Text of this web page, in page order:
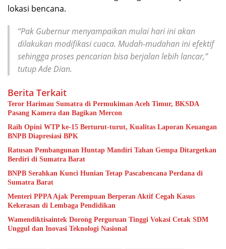
lokasi bencana.
“Pak Gubernur menyampaikan mulai hari ini akan
dilakukan modifikasi cuaca. Mudah-mudahan ini efektif
sehingga proses pencarian bisa berjalan lebih lancar,”
tutup Ade Dian.
Berita Terkait
Teror Harimau Sumatra di Permukiman Aceh Timur, BKSDA
Pasang Kamera dan Bagikan Mercon
Raih Opini WTP ke-15 Berturut-turut, Kualitas Laporan Keuangan
BNPB Diapresiasi BPK
Ratusan Pembangunan Huntap Mandiri Tahan Gempa Ditargetkan
Berdiri di Sumatra Barat
BNPB Serahkan Kunci Hunian Tetap Pascabencana Perdana di
Sumatra Barat
Menteri PPPA Ajak Perempuan Berperan Aktif Cegah Kasus
Kekerasan di Lembaga Pendidikan
Wamendiktisaintek Dorong Perguruan Tinggi Vokasi Cetak SDM
Unggul dan Inovasi Teknologi Nasional